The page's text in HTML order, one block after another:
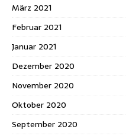
März 2021
Februar 2021
Januar 2021
Dezember 2020
November 2020
Oktober 2020
September 2020